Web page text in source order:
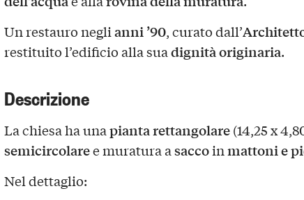
Un restauro neglianni ’90, curato dall’
restituito l’edificio alla suadignità originaria.
Descrizione
La chiesa ha unapianta rettangolare(14,25 x
semicircolaree muratura asaccoinmattoni e
Nel dettaglio: